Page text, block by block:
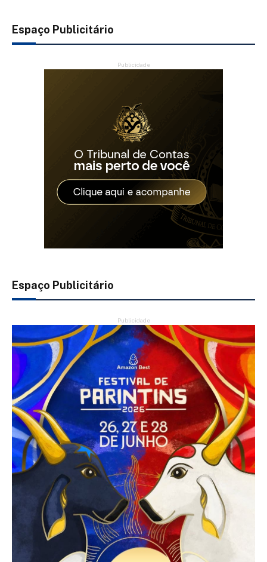
Espaço Publicitário
Publicidade
Espaço Publicitário
Publicidade